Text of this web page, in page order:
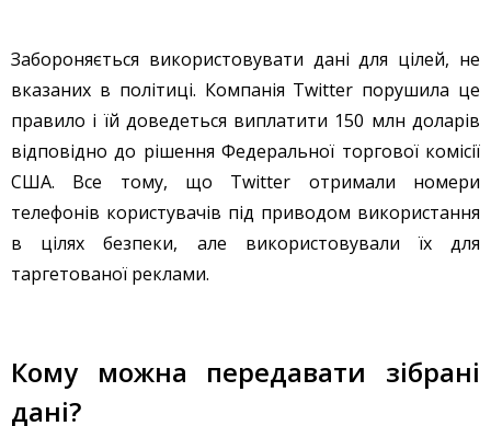
Забороняється використовувати дані для цілей, не
вказаних в політиці. Компанія Twitter порушила це
правило і їй доведеться виплатити 150 млн доларів
відповідно до рішення Федеральної торгової комісії
США. Все тому, що Twitter отримали номери
телефонів користувачів під приводом використання
в цілях безпеки, але використовували їх для
таргетованої реклами.
Кому можна передавати зібрані
дані?